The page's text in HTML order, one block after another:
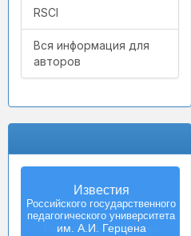
RSCI
Вся информация для
авторов
Izvestia:
Herzen University
Journal of
Humanities & Sciences